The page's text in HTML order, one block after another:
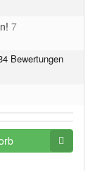
Sternen!
5
5
Sternen!
7